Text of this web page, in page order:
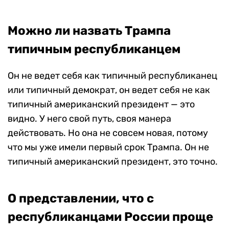
Можно ли назвать Трампа
типичным республиканцем
Он не ведет себя как типичный республиканец
или типичный демократ, он ведет себя не как
типичный американский президент — это
видно. У него свой путь, своя манера
действовать. Но она не совсем новая, потому
что мы уже имели первый срок Трампа. Он не
типичный американский президент, это точно.
О представлении, что с
республиканцами России проще